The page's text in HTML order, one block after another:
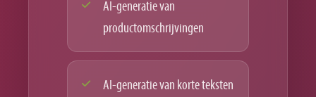
AI-generatie van
productomschrijvingen
AI-generatie van korte teksten